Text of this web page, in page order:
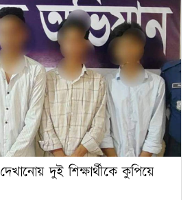
দুই শিক্ষার্থীকে কুপিয়ে